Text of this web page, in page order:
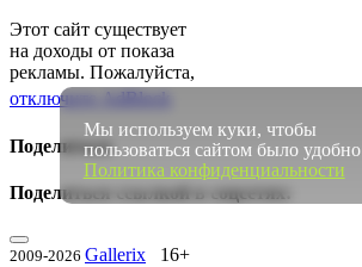
Этот сайт существует
на доходы от показа
рекламы. Пожалуйста,
отключите AdBlock
Поделиться
Поделиться ссылкой в соцсетях:
2009-2026 Gallerix 16+
Мы используем куки, чтобы
пользоваться сайтом было удобно
Политика конфиденциальности